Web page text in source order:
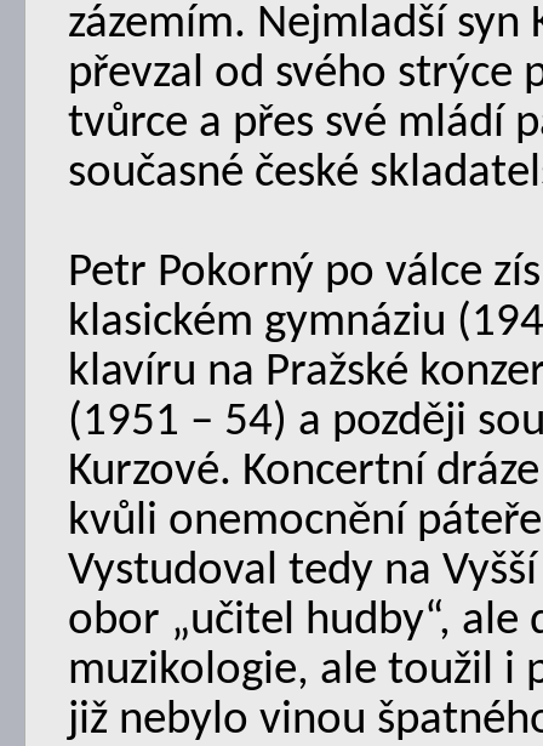
zázemím. Nejmladší
převzal od svého strýce
tvůrce a přes své mládí
současné české
Petr Pokorný po válce
klasickém gymnáziu
klavíru na Pražské
(1951 – 54) a později
Kurzové. Koncertní
kvůli onemocnění
Vystudoval tedy na
obor „učitel hudby“, ale
muzikologie, ale toužil i
již nebylo vinou